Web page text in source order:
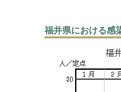
福井県における感